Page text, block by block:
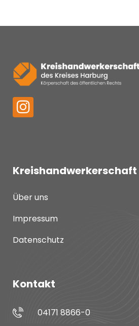
Kreishandwerkerschaft
Über uns
Impressum
Datenschutz
Kontakt
04171 8866-0